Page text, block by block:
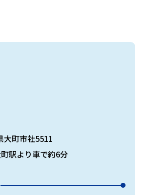
大町市社5511
駅より車で約6分